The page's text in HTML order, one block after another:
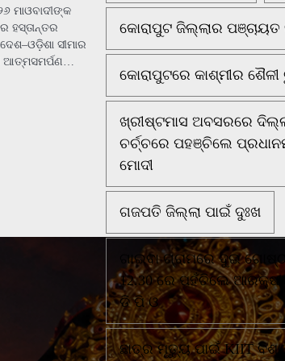
ମାଓବାଦୀଙ୍କ
ହସ୍ତାନ୍ତର
ସୀମାର
ଆତ୍ମସମର୍ପଣ…
କୋରାପୁଟ ଜିଲ୍ଲାର
କୋରାପୁଟରେ କାଶ୍ମୀର
ଖ୍ରୀଷ୍ଟମାସ ଅବସରରେ
ଚର୍ଚ୍ଚରେ ପହଞ୍ଚିଲେ
ମୋଦୀ
ଗଜପତି ଜିଲ୍ଲା ପାଇଁ ଦୁଃଖ
ଗାଇବା ଗ୍ରାମରେ ଦୁଇ
12.30 ରେ ପହଁଚିଲେ
ଡି ପି ଓ
ଛାତ୍ର ମୃତ୍ୟୁ ପାଇଁ KIIT